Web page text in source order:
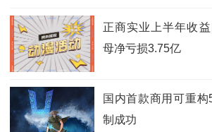
正商实业上半年收
母净亏损3.75亿
国内首款商用可重
制成功